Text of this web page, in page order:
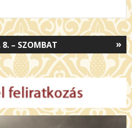
»
8. – SZOMBAT